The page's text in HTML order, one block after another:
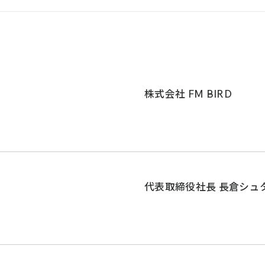
株式会社 FM BIRD
代表取締役社長 長倉シュ